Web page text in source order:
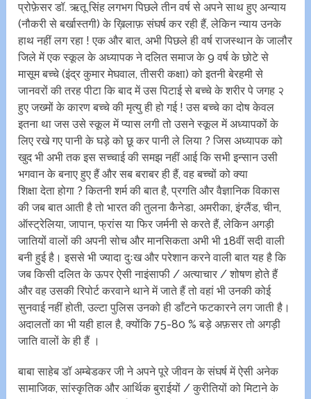
प्रोफ़ेसर डॉ. ऋतू सिंह लगभग पिछले तीन वर्ष से अपने साथ हुए अन्याय
(नौकरी से बर्खास्तगी) के ख़िलाफ़ संघर्ष कर रही हैं, लेकिन न्याय उनके
हाथ नहीं लग रहा ! एक और बात, अभी पिछले ही वर्ष राजस्थान के जालौर
जिले में एक स्कूल के अध्यापक ने दलित समाज के 9 वर्ष के छोटे से
मासूम बच्चे (इंद्र कुमार मेघवाल, तीसरी कक्षा) को इतनी बेरहमी से
जानवरों की तरह पीटा कि बाद में उस पिटाई से बच्चे के शरीर पे जगह २
हुए जख्मों के कारण बच्चे की मृत्यु ही हो गई ! उस बच्चे का दोष केवल
इतना था जस उसे स्कूल में प्यास लगी तो उसने स्कूल में अध्यापकों के
लिए रखे गए पानी के घड़े को छू कर पानी ले लिया ? जिस अध्यापक को
खुद भी अभी तक इस सच्चाई की समझ नहीं आई कि सभी इन्सान उसी
भगवान के बनाए हुए हैं और सब बराबर ही हैं, वह बच्चों को क्या
शिक्षा देता होगा ? कितनी शर्म की बात है, प्रगति और वैज्ञानिक विकास
की जब बात आती है तो भारत की तुलना कैनेडा, अमरीका, इंग्लैंड, चीन,
ऑस्ट्रेलिया, जापान, फ्रांस या फिर जर्मनी से करते हैं, लेकिन अगड़ी
जातियों वालों की अपनी सोच और मानसिकता अभी भी 18वीं सदी वाली
बनी हुई है। इससे भी ज्यादा दुःख और परेशान करने वाली बात यह है कि
जब किसी दलित के ऊपर ऐसी नाइंसाफी / अत्याचार / शोषण होते हैं
और वह उसकी रिपोर्ट करवाने थाने में जाते हैं तो वहां भी उनकी कोई
सुनवाई नहीं होती, उल्टा पुलिस उनको ही डाँटने फटकारने लग जाती है।
अदालतों का भी यही हाल है, क्योंकि 75-80 % बड़े अफ़सर तो अगड़ी
जाति वालों के ही हैं ।
बाबा साहेब डॉ अम्बेडकर जी ने अपने पूरे जीवन के संघर्ष में ऐसी अनेक
सामाजिक, सांस्कृतिक और आर्थिक बुराईयों / कुरीतियों को मिटाने के